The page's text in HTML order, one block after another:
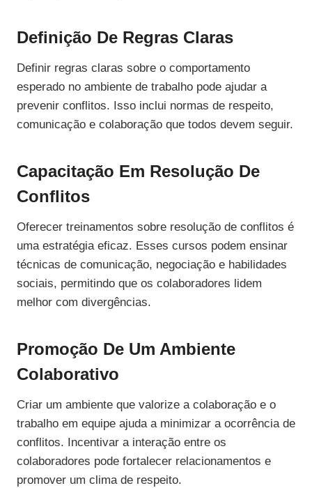
Definição De Regras Claras
Definir regras claras sobre o comportamento
esperado no ambiente de trabalho pode ajudar a
prevenir conflitos. Isso inclui normas de respeito,
comunicação e colaboração que todos devem seguir.
Capacitação Em Resolução De
Conflitos
Oferecer treinamentos sobre resolução de conflitos é
uma estratégia eficaz. Esses cursos podem ensinar
técnicas de comunicação, negociação e habilidades
sociais, permitindo que os colaboradores lidem
melhor com divergências.
Promoção De Um Ambiente
Colaborativo
Criar um ambiente que valorize a colaboração e o
trabalho em equipe ajuda a minimizar a ocorrência de
conflitos. Incentivar a interação entre os
colaboradores pode fortalecer relacionamentos e
promover um clima de respeito.